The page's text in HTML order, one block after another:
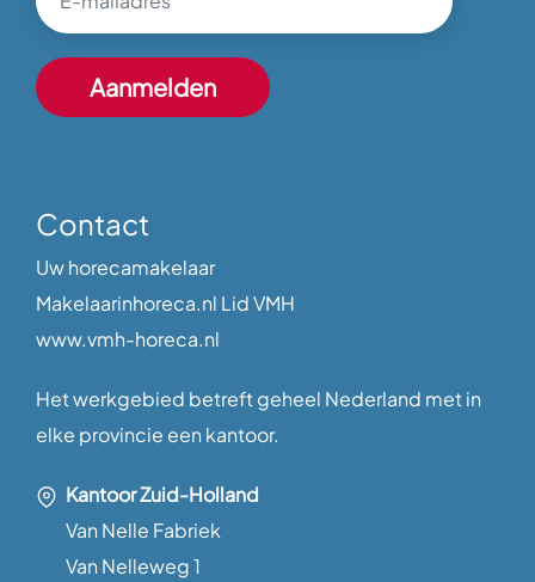
Contact
Uw horecamakelaar
Makelaarinhoreca.nl Lid VMH
www.vmh-horeca.nl
Het werkgebied betreft geheel Nederland met in
elke provincie een kantoor.
Kantoor Zuid-Holland
Van Nelle Fabriek
Van Nelleweg 1